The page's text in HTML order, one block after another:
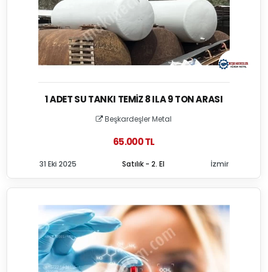
1 ADET SU TANKI TEMIZ 8 ILA 9 TON ARASI
Beşkardeşler Metal
65.000 TL
Satılık - 2. El
31 Eki 2025 İzmir